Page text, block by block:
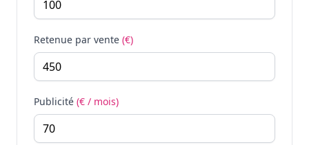
Retenue par vente (€)
Publicité (€ / mois)